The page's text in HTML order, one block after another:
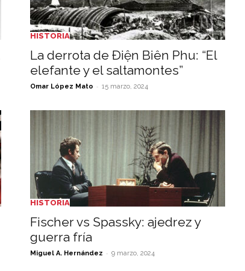
HISTORIA
La derrota de Ðiện Biên Phu: “El
elefante y el saltamontes”
Omar López Mato - 15 marzo, 2024
HISTORIA
Fischer vs Spassky: ajedrez y
guerra fría
Miguel A. Hernández - 9 marzo, 2024